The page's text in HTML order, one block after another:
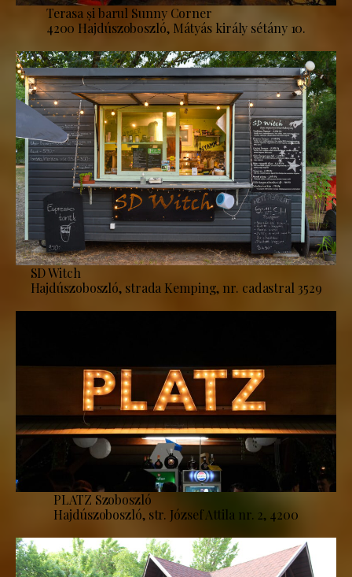
Terasa și barul Sunny Corner
4200 Hajdúszoboszló, Mátyás király sétány 10.
SD Witch
Hajdúszoboszló, strada Kemping, nr. cadastral 3529
PLATZ Szoboszló
Hajdúszoboszló, str. József Attila nr. 2, 4200